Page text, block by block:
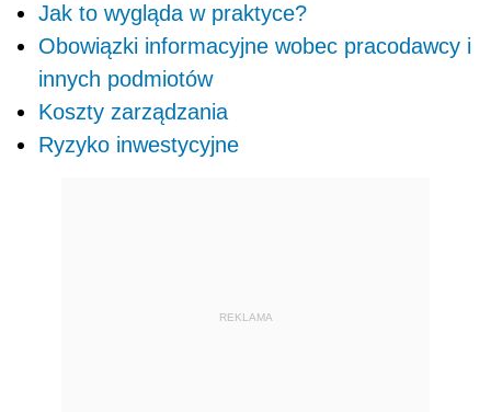
Jak to wygląda w praktyce?
Obowiązki informacyjne wobec pracodawcy i
innych podmiotów
Koszty zarządzania
Ryzyko inwestycyjne
REKLAMA